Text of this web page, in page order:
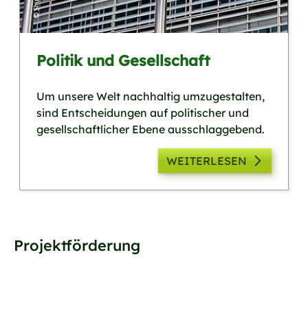
Politik und Gesellschaft
Um unsere Welt nachhaltig umzugestalten,
sind Entscheidungen auf politischer und
gesellschaftlicher Ebene ausschlaggebend.
WEITERLESEN
Projektförderung